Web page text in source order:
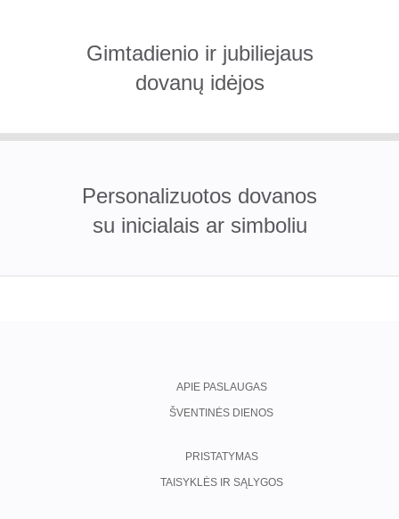
Gimtadienio ir jubiliejaus
dovanų idėjos
Personalizuotos dovanos
su inicialais ar simboliu
APIE PASLAUGAS
ŠVENTINĖS DIENOS
PRISTATYMAS
TAISYKLĖS IR SĄLYGOS